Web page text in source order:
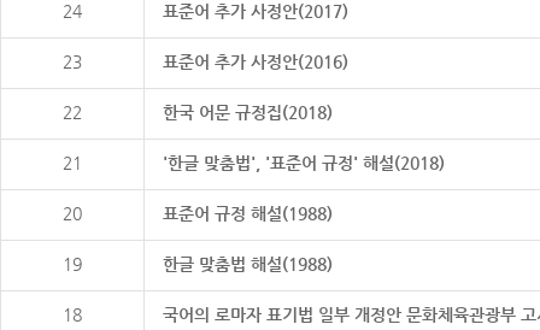
24 표준어 추가 사정안(2017)
23 표준어 추가 사정안(2016)
22 한국 어문 규정집(2018)
21 '한글 맞춤법', '표준어 규정' 해설(2018)
20 표준어 규정 해설(1988)
19 한글 맞춤법 해설(1988)
18 국어의 로마자 표기법 일부 개정안 문화체육관광부